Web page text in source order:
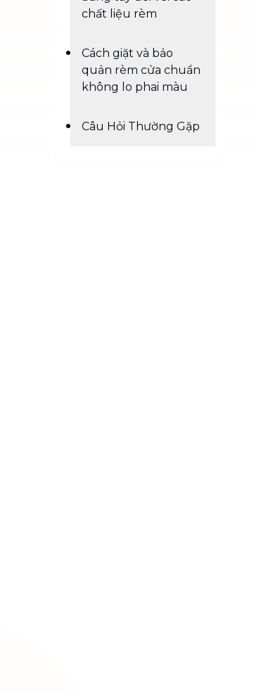
chất liệu rèm
Cách giặt và bảo
quản rèm cửa chuẩn
không lo phai màu
Câu Hỏi Thường Gặp